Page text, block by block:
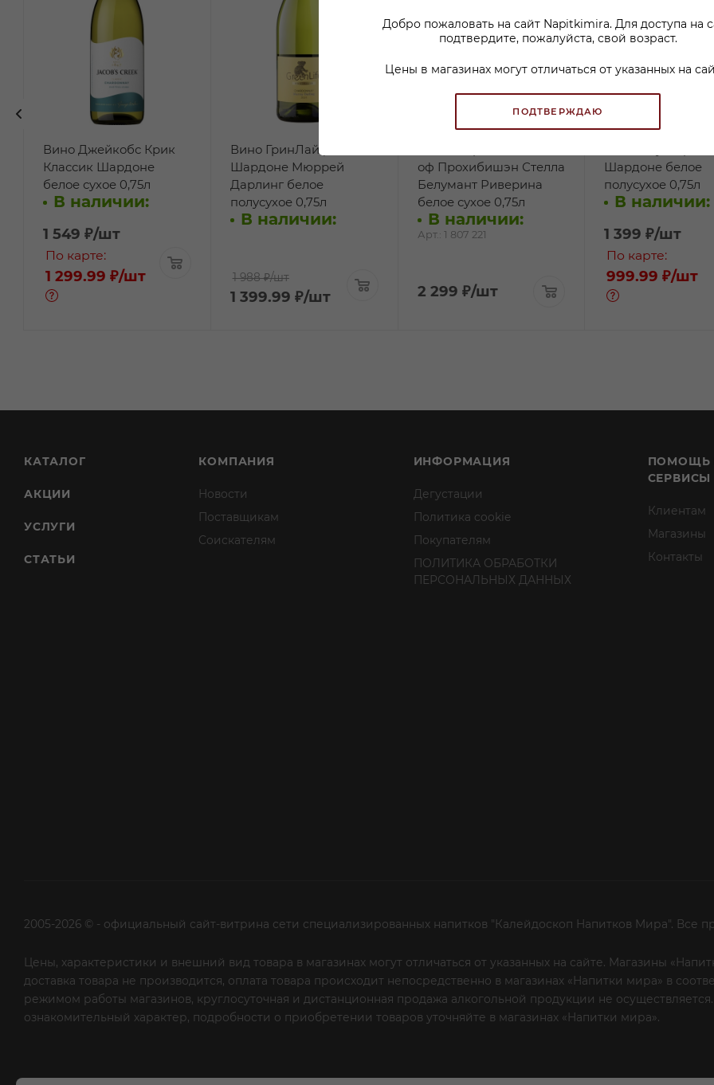
Добро пожаловать на сайт Napitkimira. Для доступа на
подтвердите, пожалуйста, свой возраст.
Цены в магазинах могут отличаться от указанных на
ПОДТВЕРЖДАЮ
Вино Джейкобс Крик
Классик Шардоне
белое сухое 0,75л
В наличии:
1 549 ₽/шт
По карте:
1 299.99 ₽/шт
Вино ГринЛайф
Шардоне Мюррей
Дарлинг белое
полусухое 0,75л
В наличии:
1 988 ₽/шт
1 399.99 ₽/шт
оф Прохибишэн Стелла
Белумант Риверина
белое сухое 0,75л
В наличии:
Арт.: 1 807 221
2 299 ₽/шт
Шардоне белое
полусухое 0,75л
В наличии:
1 399 ₽/шт
По карте:
999.99 ₽/шт
КАТАЛОГ
АКЦИИ
УСЛУГИ
СТАТЬИ
КОМПАНИЯ
Новости
Поставщикам
Соискателям
ИНФОРМАЦИЯ
Дегустации
Политика cookie
Покупателям
ПОЛИТИКА ОБРАБОТКИ
ПЕРСОНАЛЬНЫХ ДАННЫХ
ПОМОЩЬ
СЕРВИСЫ
Клиентам
Магазины
Контакты
2005-2026 © - официальный сайт-витрина сети специализированных напитков "Калейдоскоп Напитков Мира". Все
Цены, характеристики и внешний вид товара в магазинах могут отличаться от указанных на сайте. Магазины
доставка товара не производится, оплата товара происходит непосредственно в магазинах «Напитки мира» в
режимом работы магазинов, круглосуточная и дистанционная продажа алкогольной продукции не
ознакомительный характер, подробности о приобретении товаров уточняйте в магазинах «Напитки мира».